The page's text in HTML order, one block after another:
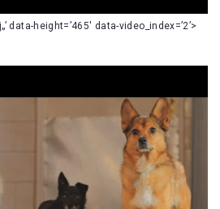
data-height=’465′ data-video_index=’2’>